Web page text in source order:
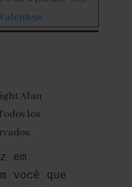
em
você que